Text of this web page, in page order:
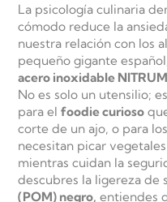
La psicología culinaria
cómodo reduce la
nuestra relación con los
pequeño gigante
acero inoxidable
No es solo un utensilio;
para elfoodie curioso
corte de un ajo, o para los
necesitan picar
mientras cuidan la
descubres la ligereza de
(POM) negro, entiendes